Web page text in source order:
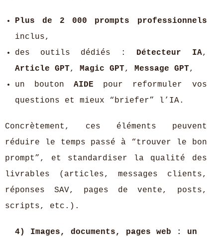
Plus de 2 000 prompts professionnels
inclus,
des outils dédiés : Détecteur IA,
Article GPT, Magic GPT, Message GPT,
un boutonAIDE pour reformuler vos
questions et mieux “briefer” l’IA.
Concrètement, ces éléments peuvent
réduire le temps passé à “trouver le bon
prompt”, et standardiser la qualité des
livrables (articles, messages clients,
réponses SAV, pages de vente, posts,
scripts, etc.).
4) Images, documents, pages web : un